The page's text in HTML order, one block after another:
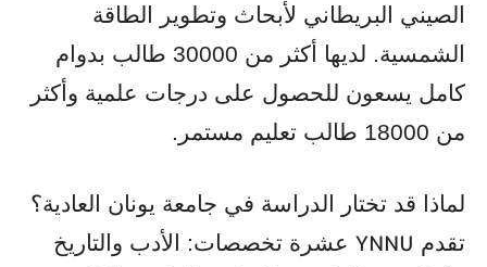
الصيني البريطاني لأبحاث وتطوير الطاقة
الشمسية. لديها أكثر من 30000 طالب بدوام
كامل يسعون للحصول على درجات علمية وأكثر
من 18000 طالب تعليم مستمر.
لماذا قد تختار الدراسة في جامعة يونان العادية؟
تقدم YNNU عشرة تخصصات: الأدب والتاريخ